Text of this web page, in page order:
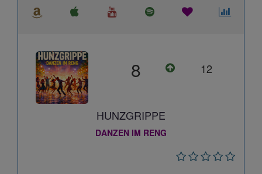
8 12
HUNZGRIPPE
DANZEN IM RENG